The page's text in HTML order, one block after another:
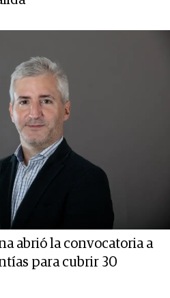
abrió la convocatoria a
para cubrir 30